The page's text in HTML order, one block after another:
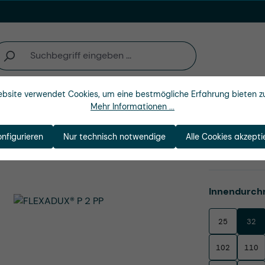
Unternehmen
25 32
102 110
verwendet Cookies, um eine bestmögliche Erfahrung bieten
Mehr Informationen ...
Nur technisch notwendige Alle Cookies